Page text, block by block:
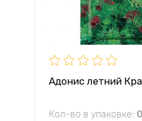
Адонис летний
Кол-во в упаковке: